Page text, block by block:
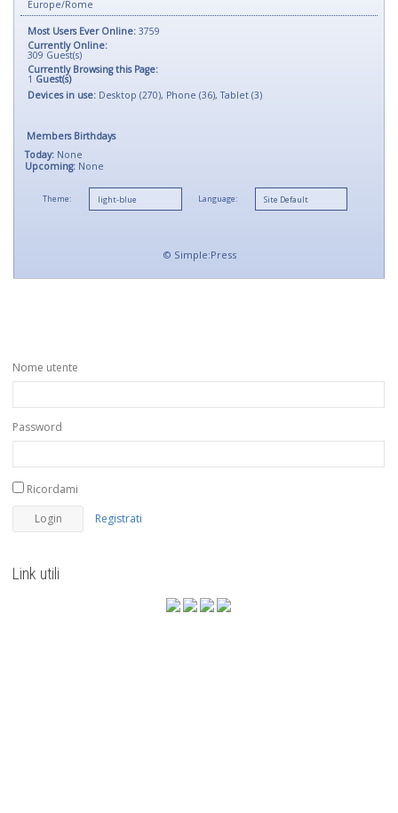
Europe/Rome
Most Users Ever Online: 3759
Currently Online:
309 Guest(s)
Currently Browsing this Page:
1 Guest(s)
Devices in use: Desktop (270), Phone (36), Tablet (3)
Members Birthdays
Today: None
Upcoming: None
Theme: Language:
© Simple:Press
Nome utente
Password
Ricordami
Registrati
Link utili